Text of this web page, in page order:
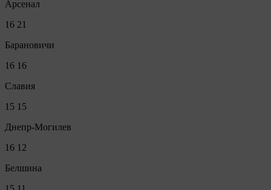
Арсенал
16 21
Барановичи
16 16
Славия
15 15
Днепр-Могилев
16 12
Белшина